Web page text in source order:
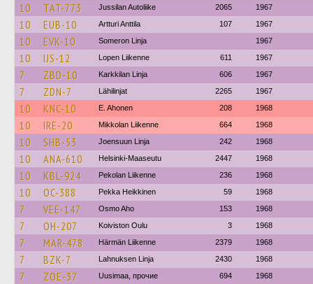
10 TAT-773 Jussilan Autoliike 2065 1967
10 EUB-10 Artturi Anttila 107 1967
10 EVK-10 Someron Linja 1967
10 IJS-12 Lopen Liikenne 611 1967
7 ZBD-10 Karkkilan Linja 606 1967
7 ZDN-7 Lähilinjat 2265 1967
10 KNC-10 E. Ahonen 208 1968
10 IRE-20 Mikkolan Liikenne 664 1968
10 SHB-53 Joensuun Linja 242 1968
10 ANA-610 Helsinki-Maaseutu 2447 1968
10 KBL-924 Pekolan Liikenne 236 1968
10 OC-388 Pekka Heikkinen 59 1968
7 VEE-147 Osmo Aho 153 1968
7 OH-207 Koiviston Oulu 3 1968
7 MAR-478 Härmän Liikenne 2379 1968
7 BZK-7 Lahnuksen Linja 2430 1968
7 ZOE-37 Uusimaa, прочие 694 1968